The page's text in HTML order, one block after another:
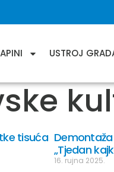
USTROJ
tisuća
„Tjedan
16. rujna 2025.